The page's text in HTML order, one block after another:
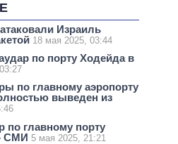
Израиль
18 мая 2025, 03:44
по порту Ходейда в
по главному аэропорту
выведен из
по главному порту
СМИ 5 мая 2025, 21:21